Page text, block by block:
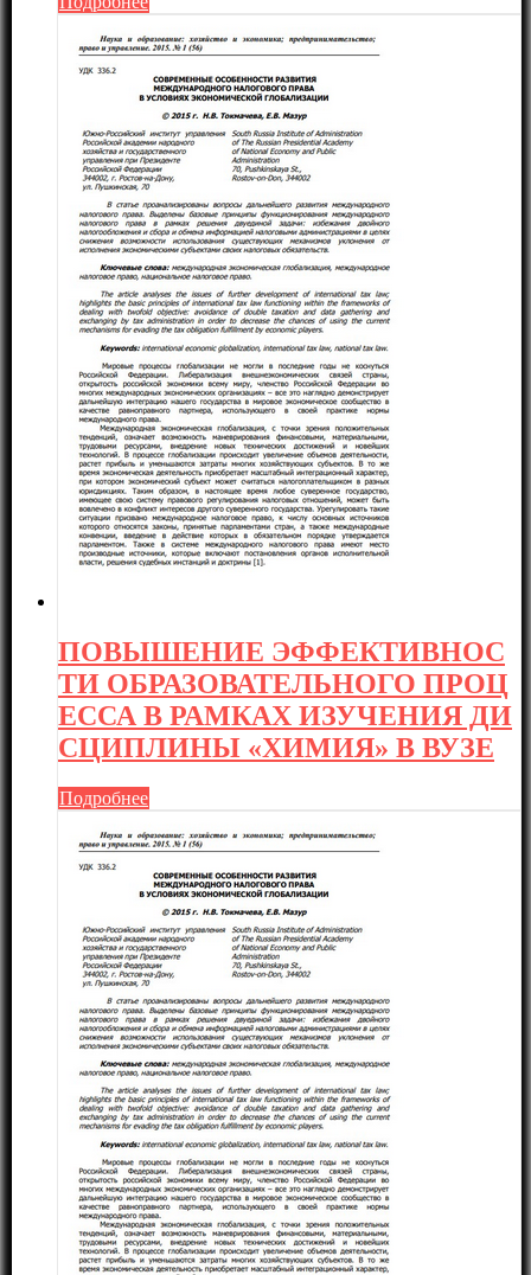
ПОВЫШЕНИЕ ЭФФЕКТИВНОС
ТИ ОБРАЗОВАТЕЛЬНОГО ПРОЦ
ЕССА В РАМКАХ ИЗУЧЕНИЯ ДИ
СЦИПЛИНЫ «ХИМИЯ» В ВУЗЕ
Подробнее